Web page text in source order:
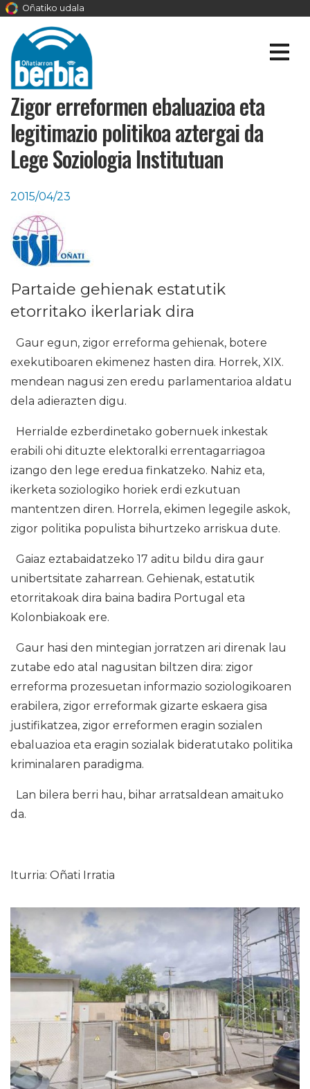
Oñatiko udala
Zigor erreformen ebaluazioa eta
legitimazio politikoa aztergai da
Lege Soziologia Institutuan
2015/04/23
Partaide gehienak estatutik
etorritako ikerlariak dira
Gaur egun, zigor erreforma gehienak, botere
exekutiboaren ekimenez hasten dira. Horrek, XIX.
mendean nagusi zen eredu parlamentarioa aldatu
dela adierazten digu.
Herrialde ezberdinetako gobernuek inkestak
erabili ohi dituzte elektoralki errentagarriagoa
izango den lege eredua finkatzeko. Nahiz eta,
ikerketa soziologiko horiek erdi ezkutuan
mantentzen diren. Horrela, ekimen legegile askok,
zigor politika populista bihurtzeko arriskua dute.
Gaiaz eztabaidatzeko 17 aditu bildu dira gaur
unibertsitate zaharrean. Gehienak, estatutik
etorritakoak dira baina badira Portugal eta
Kolonbiakoak ere.
Gaur hasi den mintegian jorratzen ari direnak lau
zutabe edo atal nagusitan biltzen dira: zigor
erreforma prozesuetan informazio soziologikoaren
erabilera, zigor erreformak gizarte eskaera gisa
justifikatzea, zigor erreformen eragin sozialen
ebaluazioa eta eragin sozialak bideratutako politika
kriminalaren paradigma.
Lan bilera berri hau, bihar arratsaldean amaituko
da.
Iturria: Oñati Irratia